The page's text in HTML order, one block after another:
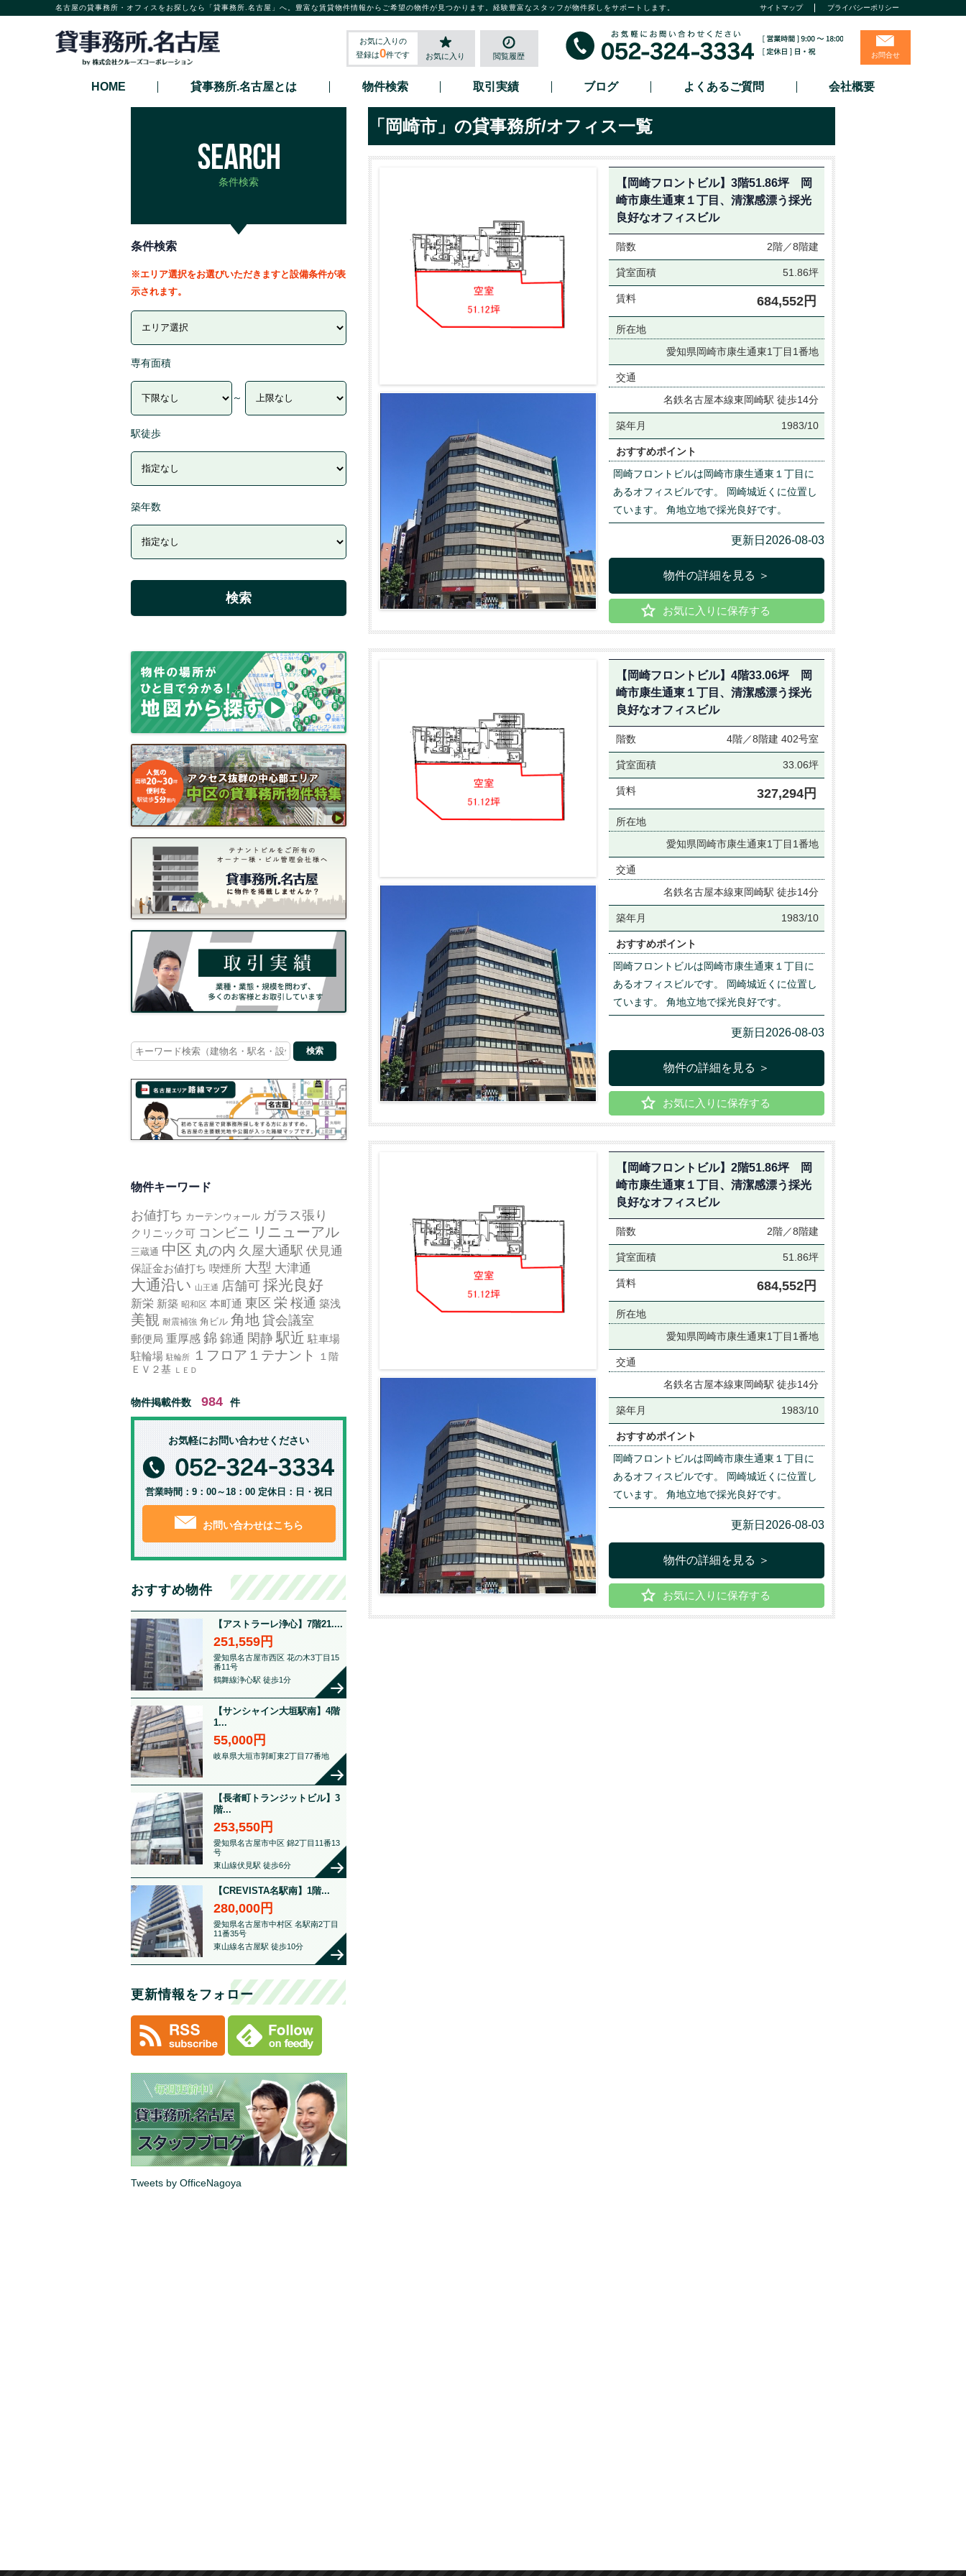
名古屋の貸事務所・オフィスをお探しなら「貸事務所.名古屋」へ。豊富な賃貸物件情報からご希望の物件が見つかります。経験豊富なスタッフが物件探しをサポートします。 サイトマップ プライバシーポリシー
お気に入りの
登録は0件です お気に入り 閲覧履歴 お問合せ
HOME 貸事務所.名古屋とは 物件検索 取引実績 ブログ よくあるご質問 会社概要
「岡崎市」の貸事務所/オフィス一覧
【岡崎フロントビル】3階51.86坪 岡
崎市康生通東１丁目、清潔感漂う採光
良好なオフィスビル
階数 2階／8階建
貸室面積 51.86坪
賃料 684,552円
所在地
愛知県岡崎市康生通東1丁目1番地
交通
名鉄名古屋本線東岡崎駅 徒歩14分
築年月 1983/10
おすすめポイント
岡崎フロントビルは岡崎市康生通東１丁目に
あるオフィスビルです。 岡崎城近くに位置し
ています。 角地立地で採光良好です。
更新日2026-08-03
物件の詳細を見る ＞
お気に入りに保存する
【岡崎フロントビル】4階33.06坪 岡
崎市康生通東１丁目、清潔感漂う採光
良好なオフィスビル
階数 4階／8階建 402号室
貸室面積 33.06坪
賃料 327,294円
所在地
愛知県岡崎市康生通東1丁目1番地
交通
名鉄名古屋本線東岡崎駅 徒歩14分
築年月 1983/10
おすすめポイント
岡崎フロントビルは岡崎市康生通東１丁目に
あるオフィスビルです。 岡崎城近くに位置し
ています。 角地立地で採光良好です。
更新日2026-08-03
物件の詳細を見る ＞
お気に入りに保存する
【岡崎フロントビル】2階51.86坪 岡
崎市康生通東１丁目、清潔感漂う採光
良好なオフィスビル
階数 2階／8階建
貸室面積 51.86坪
賃料 684,552円
所在地
愛知県岡崎市康生通東1丁目1番地
交通
名鉄名古屋本線東岡崎駅 徒歩14分
築年月 1983/10
おすすめポイント
岡崎フロントビルは岡崎市康生通東１丁目に
あるオフィスビルです。 岡崎城近くに位置し
ています。 角地立地で採光良好です。
更新日2026-08-03
物件の詳細を見る ＞
お気に入りに保存する
条件検索
条件検索
※エリア選択をお選びいただきますと設備条件が表
示されます。
専有面積
～
駅徒歩
築年数
Search
for:
物件キーワード
お値打ち カーテンウォール ガラス張り
クリニック可 コンビニ リニューアル
三蔵通 中区 丸の内 久屋大通駅 伏見通
保証金お値打ち 喫煙所 大型 大津通
大通沿い 山王通 店舗可 採光良好
新栄 新築 昭和区 本町通 東区 栄 桜通 築浅
美観 耐震補強 角ビル 角地 貸会議室
郵便局 重厚感 錦 錦通 閑静 駅近 駐車場
駐輪場 駐輪所 １フロア１テナント
１階
ＥＶ２基
ＬＥＤ
物件掲載件数 984 件
お気軽にお問い合わせください
営業時間：9：00～18：00 定休日：日・祝日
お問い合わせはこちら
おすすめ物件
【アストラーレ浄心】7階21....
251,559円
愛知県名古屋市西区 花の木3丁目15
番11号
鶴舞線浄心駅 徒歩1分
【サンシャイン大垣駅南】4階
1...
55,000円
岐阜県大垣市郭町東2丁目77番地
【長者町トランジットビル】3
階...
253,550円
愛知県名古屋市中区 錦2丁目11番13
号
東山線伏見駅 徒歩6分
【CREVISTA名駅南】1階...
280,000円
愛知県名古屋市中村区 名駅南2丁目
11番35号
東山線名古屋駅 徒歩10分
更新情報をフォロー
Tweets by OfficeNagoya